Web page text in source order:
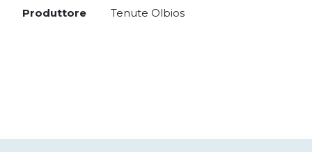
More
Produttore Tenute Olbios